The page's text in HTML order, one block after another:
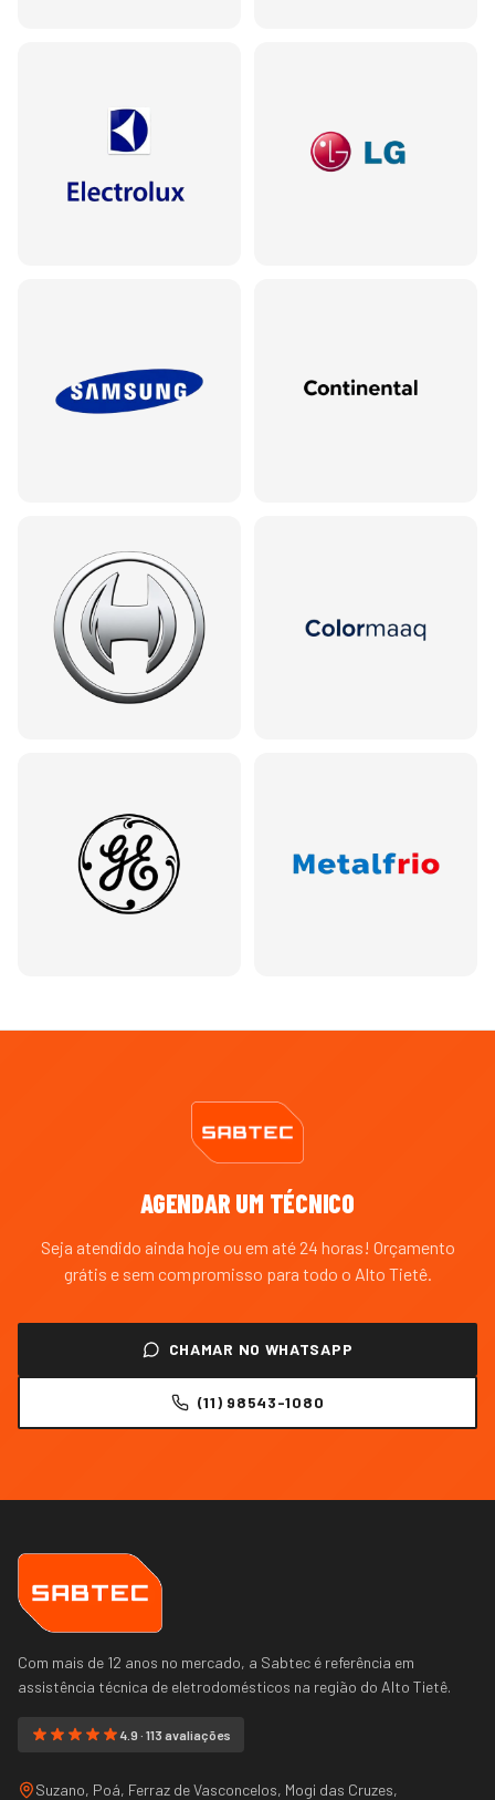
AGENDAR UM TÉCNICO
Seja atendido ainda hoje ou em até 24 horas! Orçamento
grátis e sem compromisso para todo o Alto Tietê.
CHAMAR NO WHATSAPP
(11) 98543-1080
Com mais de 12 anos no mercado, a Sabtec é referência em
assistência técnica de eletrodomésticos na região do Alto Tietê.
4.9 · 113 avaliações
Suzano, Poá, Ferraz de Vasconcelos, Mogi das Cruzes,